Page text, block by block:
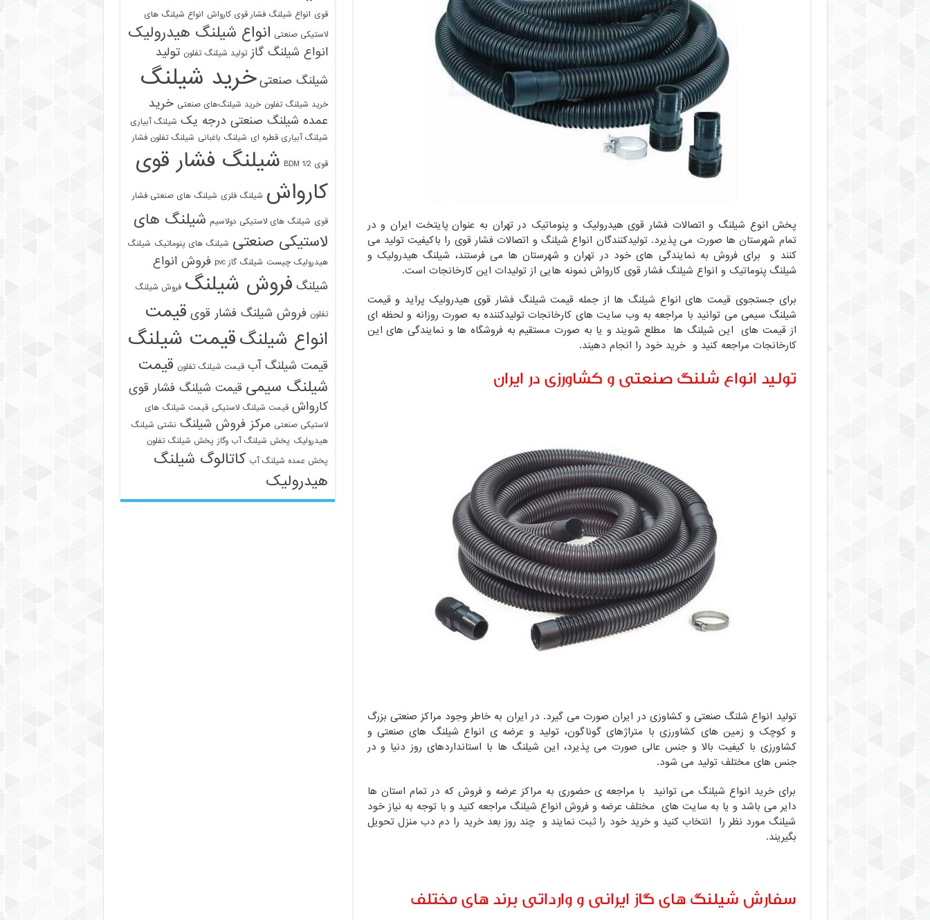
پخش انوع شیلنگ و اتصالات فشار قوی هیدرولیک و پنوماتیک در تهران به عنوان پایتخت ایران و در
تمام شهرستان ها صورت می پذیرد. تولیدکنندگان انواع شیلنگ و اتصالات فشار قوی را باکیفیت تولید می
کنند و برای فروش به نمایندگی های خود در تهران و شهرستان ها می فرستند، شیلنگ هیدرولیک و
شیلنگ پنوماتیک و انواع شیلنگ فشار قوی کارواش نمونه هایی از تولیدات این کارخانجات است.
برای جستجوی قیمت های انواع شیلنگ ها از جمله قیمت شیلنگ فشار قوی هیدرولیک پراید و قیمت
شیلنگ سیمی می توانید با مراجعه به وب سایت های کارخانجات تولیدکننده به صورت روزانه و لحظه ای
از قیمت های این شیلنگ ها مطلع شویند و یا به صورت مستقیم به فروشگاه ها و نمایندگی های این
کارخانجات مراجعه کنید و خرید خود را انجام دهیند.
تولید انواع شلنگ صنعتی و کشاورزی در ایران
تولید انواع شلنگ صنعتی و کشاوزی در ایران صورت می گیرد. در ایران به خاطر وجود مراکز صنعتی بزرگ
و کوچک و زمین های کشاورزی با متراژهای گوناگون، تولید و عرضه ی انواع شیلنگ های صنعتی و
کشاورزی با کیفیت بالا و جنس عالی صورت می پذیرد، این شیلنگ ها با استانداردهای روز دنیا و در
جنس های مختلف تولید می شود.
برای خرید انواع شیلنگ می توانید با مراجعه ی حضوری به مراکز عرضه و فروش که در تمام استان ها
دایر می باشد و یا به سایت های مختلف عرضه و فروش انواع شیلنگ مراجعه کنید و با توجه به نیاز خود
شیلنگ مورد نظر را انتخاب کنید و خرید خود را ثبت نمایند و چند روز بعد خرید را دم دب منزل تحویل
بگیریند.
سفارش شیلنگ های گاز ایرانی و وارداتی برند های مختلف
قوی انواع شیلنگ فشار قوی کارواش انواع شیلنگ های
لاستیکی صنعتی انواع شیلنگ هیدرولیک
انواع شیلنگ گاز تولید شیلنگ تفلون تولید
شیلنگ صنعتی خرید شیلنگ
خرید شیلنگ تفلون خرید شیلنگ‌های صنعتی خرید
عمده شیلنگ صنعتی درجه یک شیلنگ آبیاری
شیلنگ آبیاری قطره ای شیلنگ باغبانی شیلنگ تفلون فشار
قوی 1/2 BDM
شیلنگ فشار قوی
کارواش شیلنگ فلزی شیلنگ های صنعتی فشار
قوی شیلنگ های لاستیکی دولاسیم شیلنگ های
لاستیکی صنعتی شیلنگ های پنوماتیک شیلنگ
هیدرولیک چیست شیلنگ گاز pvc
فروش انواع
شیلنگ فروش شیلنگ فروش شیلنگ
تفلون فروش شیلنگ فشار قوی قیمت
انواع شیلنگقیمت شیلنگ
قیمت شیلنگ آب قیمت شیلنگ تفلون قیمت
شیلنگ سیمی قیمت شیلنگ فشار قوی
کارواش قیمت شیلنگ لاستیکی قیمت شیلنگ های
لاستیکی صنعتی مرکز فروش شیلنگ نشتی شیلنگ
هیدرولیک پخش شیلنگ آب وگاز پخش شیلنگ تفلون
پخش عمده شیلنگ آب کاتالوگ شیلنگ
هیدرولیک